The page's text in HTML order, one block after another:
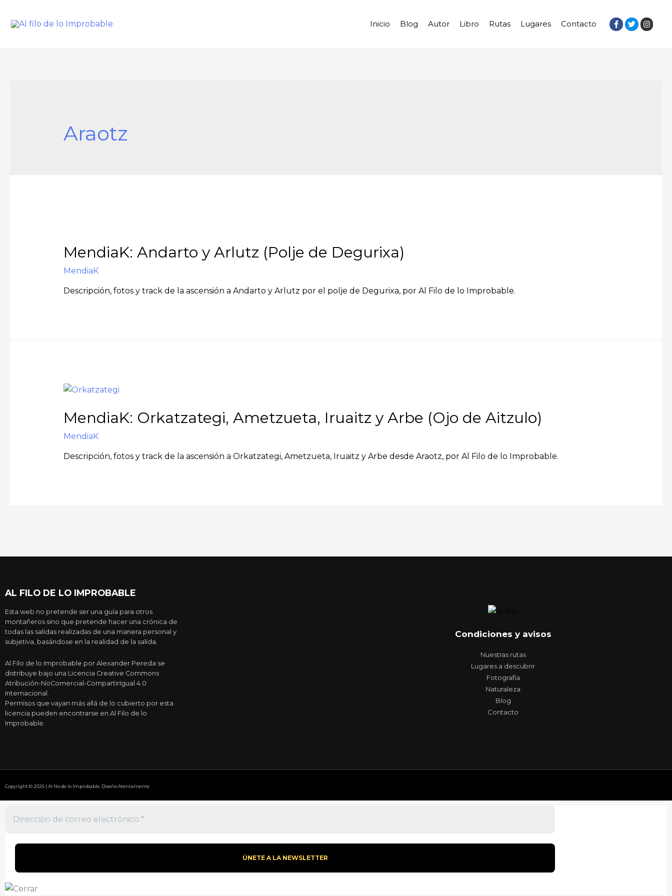
Inicio Blog Autor Libro Rutas Lugares Contacto
Araotz
MendiaK: Andarto y Arlutz (Polje de Degurixa)
MendiaK
Descripción, fotos y track de la ascensión a Andarto y Arlutz por el polje de Degurixa, por Al Filo de lo Improbable.
MendiaK: Orkatzategi, Ametzueta, Iruaitz y Arbe (Ojo de Aitzulo)
MendiaK
Descripción, fotos y track de la ascensión a Orkatzategi, Ametzueta, Iruaitz y Arbe desde Araotz, por Al Filo de lo Improbable.
AL FILO DE LO IMPROBABLE
Esta web no pretende ser una guía para otros
montañeros sino que pretende hacer una crónica de
todas las salidas realizadas de una manera personal y
subjetiva, basándose en la realidad de la salida.
Al Filo de lo Improbable por Alexander Pereda se
distribuye bajo una Licencia Creative Commons
Atribución-NoComercial-CompartirIgual 4.0
Internacional.
Permisos que vayan más allá de lo cubierto por esta
licencia pueden encontrarse en Al Filo de lo
Improbable.
Condiciones y avisos
Nuestras rutas
Lugares a descubrir
Fotografía
Naturaleza
Blog
Contacto
Copyright © 2026 | Al filo de lo Improbable. Diseño Atentamente